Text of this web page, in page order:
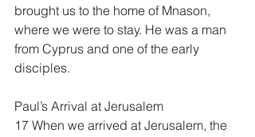
brought us to the home of Mnason,
where we were to stay. He was a man
from Cyprus and one of the early
disciples.
Paul’s Arrival at Jerusalem
17 When we arrived at Jerusalem, the